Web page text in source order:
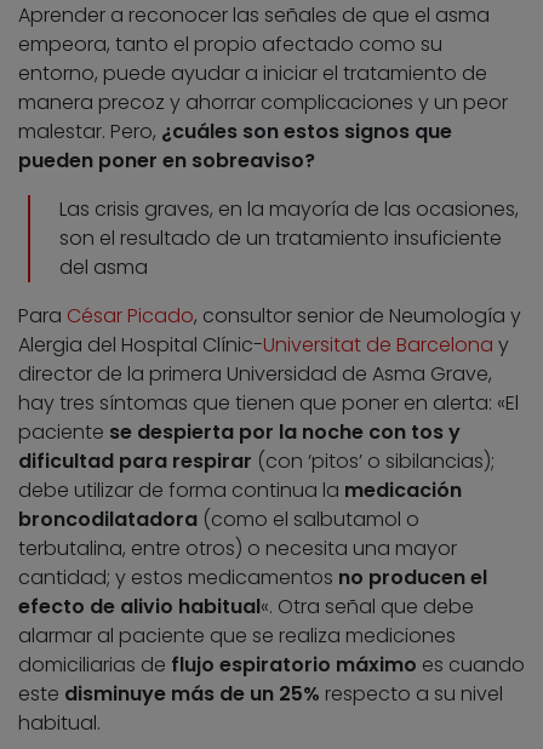
Aprender a reconocer las señales de que el asma
empeora, tanto el propio afectado como su
entorno, puede ayudar a iniciar el tratamiento de
manera precoz y ahorrar complicaciones y un peor
malestar. Pero, ¿cuáles son estos signos que
pueden poner en sobreaviso?
Las crisis graves, en la mayoría de las ocasiones,
son el resultado de un tratamiento insuficiente
del asma
Para César Picado, consultor senior de Neumología y
Alergia del Hospital Clínic-Universitat de Barcelona y
director de la primera Universidad de Asma Grave,
hay tres síntomas que tienen que poner en alerta: «El
paciente se despierta por la noche con tos y
dificultad para respirar (con ‘pitos’ o sibilancias);
debe utilizar de forma continua la medicación
broncodilatadora (como el salbutamol o
terbutalina, entre otros) o necesita una mayor
cantidad; y estos medicamentos no producen el
efecto de alivio habitual«. Otra señal que debe
alarmar al paciente que se realiza mediciones
domiciliarias de flujo espiratorio máximo es cuando
este disminuye más de un 25% respecto a su nivel
habitual.